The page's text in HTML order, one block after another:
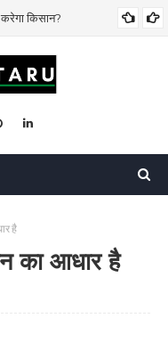
किसान?
है
का आधार है